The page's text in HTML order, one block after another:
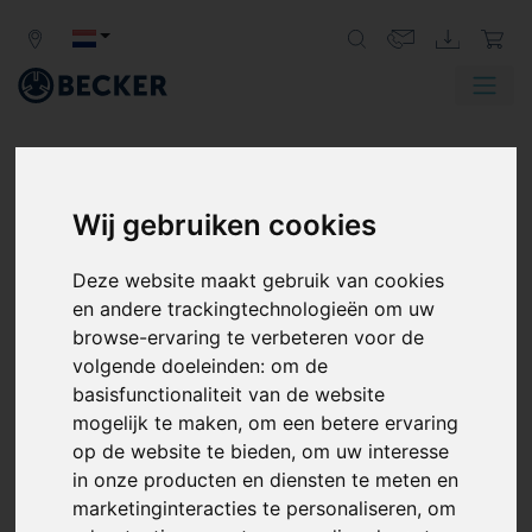
Wij gebruiken cookies
Deze website maakt gebruik van cookies
en andere trackingtechnologieën om uw
browse-ervaring te verbeteren voor de
volgende doeleinden:om de
basisfunctionaliteit van de website
mogelijk te maken,om een betere ervaring
op de website te bieden,om uw interesse
in onze producten en diensten te meten en
marketinginteracties te personaliseren,om
SCHOTTENVACUÜMPOMPEN
Becker's robuust geconstrueerde schottenpompen
maken gebruik van een positief verdringingsprincipe.
Een excentrisch gemonteerde rotor met sleuven roteert
in een cilindrische behuizing aangedreven door een
volledig omsloten, ventilatorgekoelde motor. De precies
glijdende schotten bewegen in de sleuven, door
middelpuntvliedende kracht naar de cilinderwand
gedreven. Afzonderlijke werkkamers worden gecreëerd